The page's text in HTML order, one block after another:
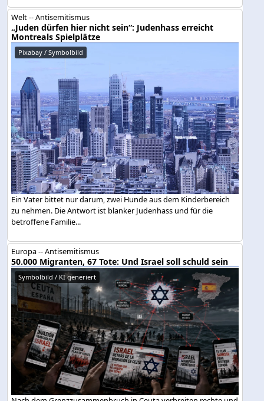
Welt -- Antisemitismus
„Juden dürfen hier nicht sein“: Judenhass erreicht
Montreals Spielplätze
Pixabay / Symbolbild
Ein Vater bittet nur darum, zwei Hunde aus dem Kinderbereich
zu nehmen. Die Antwort ist blanker Judenhass und für die
betroffene Familie...
Europa -- Antisemitismus
50.000 Migranten, 67 Tote: Und Israel soll schuld sein
Symbolbild / KI generiert